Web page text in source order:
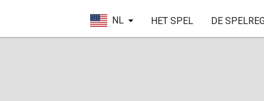
NL HET SPEL DE